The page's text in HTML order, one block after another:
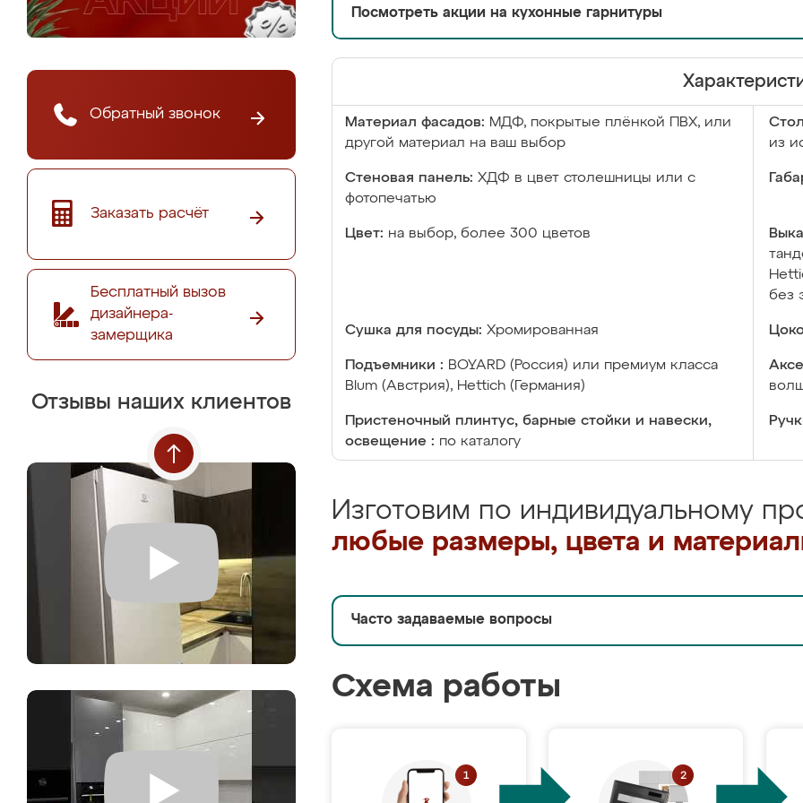
Обратный звонок
Заказать расчёт
Бесплатный вызов
дизайнера-
замерщика
Отзывы наших клиентов
Посмотреть акции на кухонные гарнитуры
Материал фасадов: МДФ, покрытые плёнкой ПВХ, или
другой материал на ваш выбор
из
Стеновая панель: ХДФ в цвет столешницы или с
фотопечатью
Цвет: на выбор, более 300 цветов
без
Сушка для посуды: Хромированная
Подъемники : BOYARD (Россия) или премиум класса
Blum (Австрия), Hettich (Германия)
Пристеночный плинтус, барные стойки и навески,
освещение : по каталогу
Изготовим по индивидуальному
любые размеры, цвета и
Часто задаваемые вопросы
Схема работы